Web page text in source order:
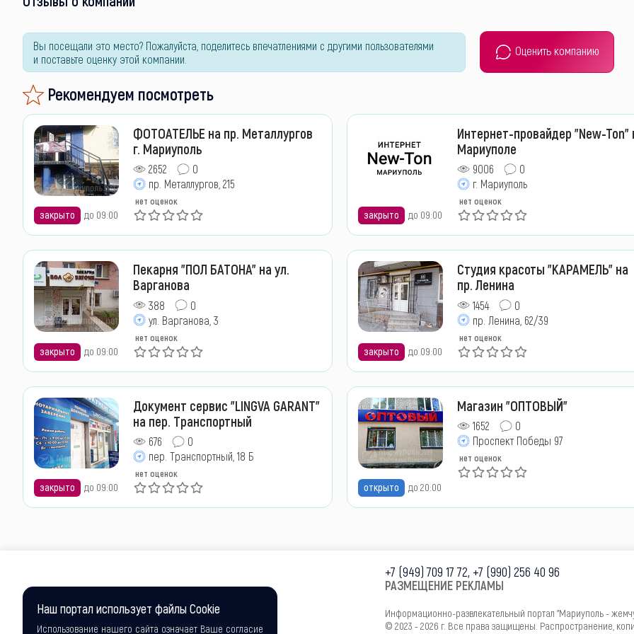
Вы посещали это место? Пожалуйста, поделитесь впечатлениями с другими пользователями
и поставьте оценку этой компании.
Оценить компанию
Рекомендуем посмотреть
закрыто до 09:00
ФОТОАТЕЛЬЕ на пр. Металлургов
г. Мариуполь
2652
0
пр. Металлургов, 215
нет оценок
закрыто до 09:00
Интернет-провайдер "New-Ton"
Мариуполе
9006
0
г. Мариуполь
нет оценок
закрыто до 09:00
Пекарня "ПОЛ БАТОНА" на ул.
Варганова
388
0
ул. Варганова, 3
нет оценок
закрыто до 09:00
Студия красоты "КАРАМЕЛЬ" на
пр. Ленина
1454
0
пр. Ленина, 62/39
нет оценок
закрыто до 09:00
Документ сервис "LINGVA GARANT"
на пер. Транспортный
676
0
пер. Транспортный, 18 Б
нет оценок
открыто до 20:00
Магазин "ОПТОВЫЙ"
1652
0
Проспект Победы 97
нет оценок
+7 (949) 709 17 72, +7 (990) 256 40 96
РАЗМЕЩЕНИЕ РЕКЛАМЫ
Информационно-развлекательный портал "Мариуполь -
© 2023 - 2026 г. Все права защищены. Распространение,
Наш портал использует файлы Cookie
Использование нашего сайта означает Ваше согласие